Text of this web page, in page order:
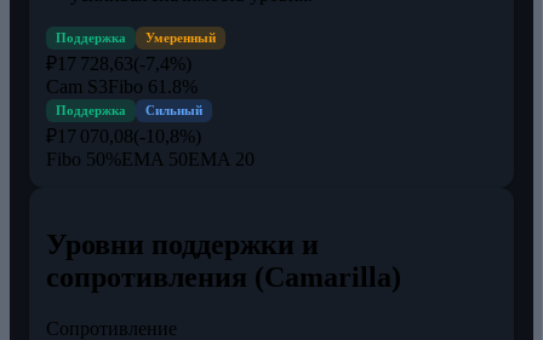
Поддержка Умеренный
₽17 728,63(-7,4%)
Cam S3Fibo 61.8%
Поддержка Сильный
₽17 070,08(-10,8%)
Fibo 50%EMA 50EMA 20
Уровни поддержки и
сопротивления (Camarilla)
Сопротивление